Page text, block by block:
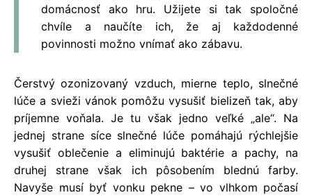
domácnosť ako hru. Užijete si tak spoločné
chvíle a naučíte ich, že aj každodenné
povinnosti možno vnímať ako zábavu.
Čerstvý ozonizovaný vzduch, mierne teplo, slnečné
lúče a svieži vánok pomôžu vysušiť bielizeň tak, aby
príjemne voňala. Je tu však jedno veľké „ale“. Na
jednej strane síce slnečné lúče pomáhajú rýchlejšie
vysušiť oblečenie a eliminujú baktérie a pachy, na
druhej strane však ich pôsobením blednú farby.
Navyše musí byť vonku pekne – vo vlhkom počasí